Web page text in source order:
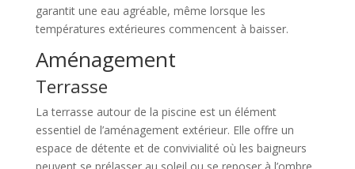
garantit une eau agréable, même lorsque les
températures extérieures commencent à baisser.
Aménagement
Terrasse
La terrasse autour de la piscine est un élément
essentiel de l’aménagement extérieur. Elle offre un
espace de détente et de convivialité où les baigneurs